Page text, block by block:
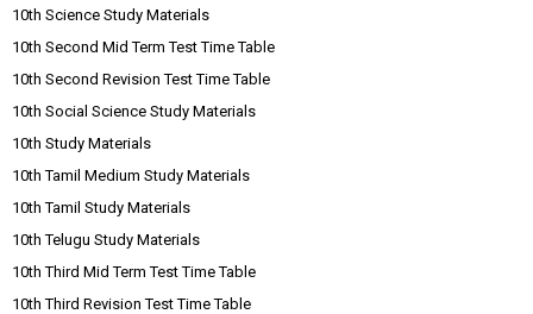
10th Science Study Materials
10th Second Mid Term Test Time Table
10th Second Revision Test Time Table
10th Social Science Study Materials
10th Study Materials
10th Tamil Medium Study Materials
10th Tamil Study Materials
10th Telugu Study Materials
10th Third Mid Term Test Time Table
10th Third Revision Test Time Table